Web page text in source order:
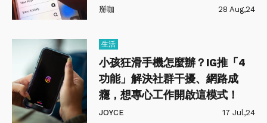
掰咖 28 Aug,24
生活
小孩狂滑手機怎麼辦？IG推「4
功能」解決社群干擾、網路成
癮，想專心工作開啟這模式！
JOYCE 17 Jul,24